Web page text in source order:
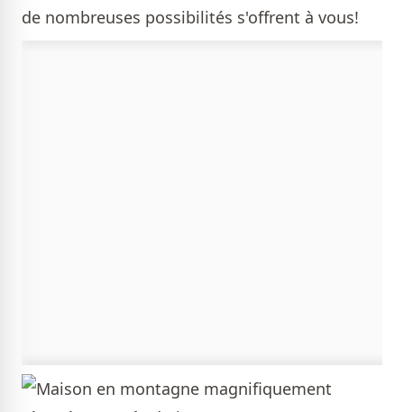
de nombreuses possibilités s'offrent à vous!